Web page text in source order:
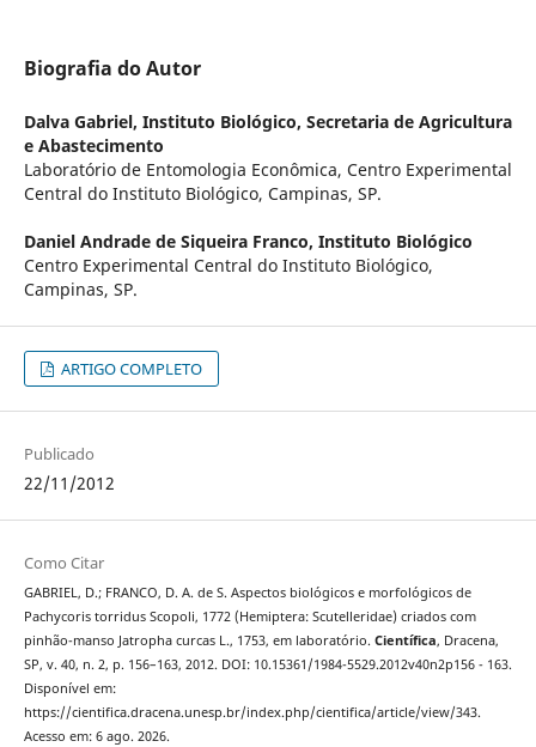
Biografia do Autor
Dalva Gabriel, Instituto Biológico, Secretaria de Agricultura
e Abastecimento
Laboratório de Entomologia Econômica, Centro Experimental
Central do Instituto Biológico, Campinas, SP.
Daniel Andrade de Siqueira Franco, Instituto Biológico
Centro Experimental Central do Instituto Biológico,
Campinas, SP.
ARTIGO COMPLETO
Publicado
22/11/2012
Como Citar
GABRIEL, D.; FRANCO, D. A. de S. Aspectos biológicos e morfológicos de
Pachycoris torridus Scopoli, 1772 (Hemiptera: Scutelleridae) criados com
pinhão-manso Jatropha curcas L., 1753, em laboratório. Científica, Dracena,
SP, v. 40, n. 2, p. 156–163, 2012. DOI: 10.15361/1984-5529.2012v40n2p156 - 163.
Disponível em:
https://cientifica.dracena.unesp.br/index.php/cientifica/article/view/343.
Acesso em: 6 ago. 2026.